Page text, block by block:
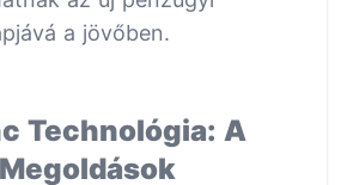
a jövőben.
Technológia: A